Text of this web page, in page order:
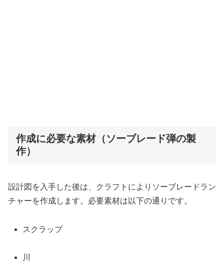
作成に必要な素材（ソーブレード弾の製
作）
設計図を入手した後は、クラフトによりソーブレードラン
チャーを作成します。必要素材は以下の通りです。
スクラップ
川